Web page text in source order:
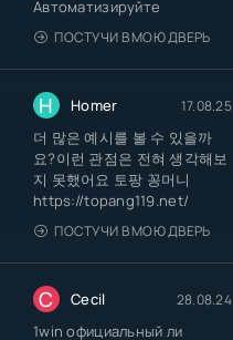
Автоматизируйте
ПОСТУЧИ В МОЮ ДВЕРЬ
H Homer 17.08.25
더 많은 예시를 볼 수 있을까
요?이런 관점은 전혀 생각해보
지 못했어요 토팡 꽁머니
https://topang119.net/
ПОСТУЧИ В МОЮ ДВЕРЬ
C Cecil 28.08.24
1win официальный ли